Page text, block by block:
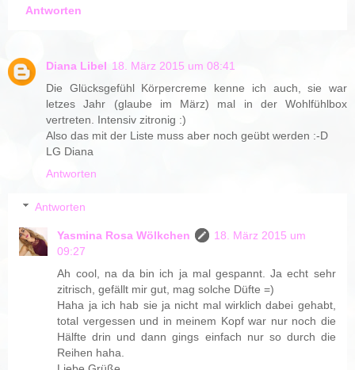
Antworten
Diana Libel 18. März 2015 um 08:41
Die Glücksgefühl Körpercreme kenne ich auch, sie war
letzes Jahr (glaube im März) mal in der Wohlfühlbox
vertreten. Intensiv zitronig :)
Also das mit der Liste muss aber noch geübt werden :-D
LG Diana
Antworten
Antworten
Yasmina Rosa Wölkchen
18. März 2015 um
09:27
Ah cool, na da bin ich ja mal gespannt. Ja echt sehr
zitrisch, gefällt mir gut, mag solche Düfte =)
Haha ja ich hab sie ja nicht mal wirklich dabei gehabt,
total vergessen und in meinem Kopf war nur noch die
Hälfte drin und dann gings einfach nur so durch die
Reihen haha.